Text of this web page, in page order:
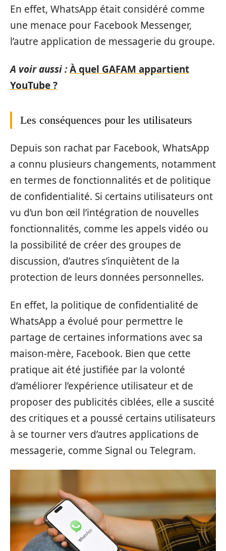
En effet, WhatsApp était considéré comme
une menace pour Facebook Messenger,
l’autre application de messagerie du groupe.
A voir aussi :À quel GAFAM appartient
YouTube ?
Les conséquences pour les utilisateurs
Depuis son rachat par Facebook, WhatsApp
a connu plusieurs changements, notamment
en termes de fonctionnalités et de politique
de confidentialité. Si certains utilisateurs ont
vu d’un bon œil l’intégration de nouvelles
fonctionnalités, comme les appels vidéo ou
la possibilité de créer des groupes de
discussion, d’autres s’inquiètent de la
protection de leurs données personnelles.
En effet, la politique de confidentialité de
WhatsApp a évolué pour permettre le
partage de certaines informations avec sa
maison-mère, Facebook. Bien que cette
pratique ait été justifiée par la volonté
d’améliorer l’expérience utilisateur et de
proposer des publicités ciblées, elle a suscité
des critiques et a poussé certains utilisateurs
à se tourner vers d’autres applications de
messagerie, comme Signal ou Telegram.